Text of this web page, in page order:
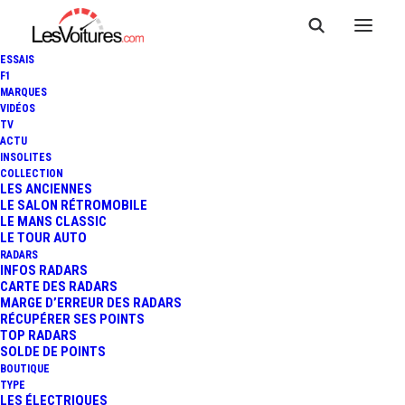
ESSAIS
F1
MARQUES
VIDÉOS
TV
ACTU
INSOLITES
COLLECTION
LES ANCIENNES
LE SALON RÉTROMOBILE
LE MANS CLASSIC
LE TOUR AUTO
RADARS
INFOS RADARS
CARTE DES RADARS
MARGE D’ERREUR DES RADARS
RÉCUPÉRER SES POINTS
TOP RADARS
SOLDE DE POINTS
BOUTIQUE
TYPE
LES ÉLECTRIQUES
28 mai 2013
VIDÉO : SÉBASTIEN